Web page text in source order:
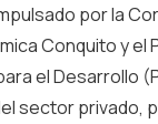
por la
Conquito y el
el Desarrollo
sector privado,